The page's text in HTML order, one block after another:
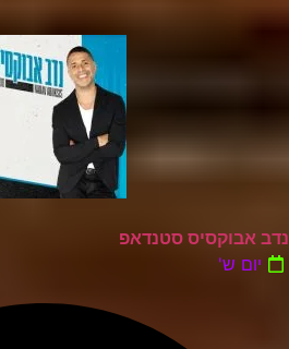
נדב אבוקסיס סטנדאפ
יום ש'